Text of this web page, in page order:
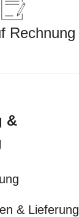
Rechnung
&
& Lieferung